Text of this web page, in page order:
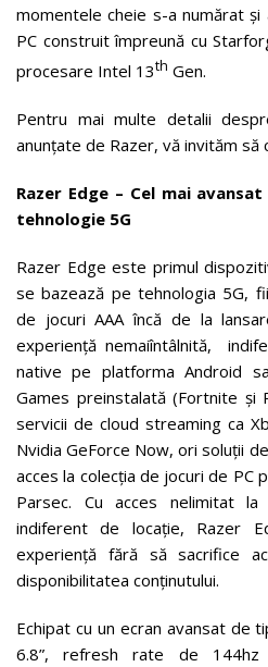
momentele cheie s-a numărat și
PC construit împreună cu
procesare Intel 13th Gen.
Pentru mai multe detalii
anunțate de Razer, vă invităm să
Razer Edge – Cel mai
tehnologie 5G
Razer Edge este primul
se bazează pe tehnologia 5G,
de jocuri AAA încă de la
experiență nemaiîntâlnită,
native pe platforma Android
Games preinstalată (Fortnite și
servicii de cloud streaming ca
Nvidia GeForce Now, ori soluții
acces la colecția de jocuri de PC
Parsec. Cu acces nelimitat
indiferent de locație, Razer
experiență fără să sacrifice
disponibilitatea conținutului.
Echipat cu un ecran avansat de
6.8”, refresh rate de